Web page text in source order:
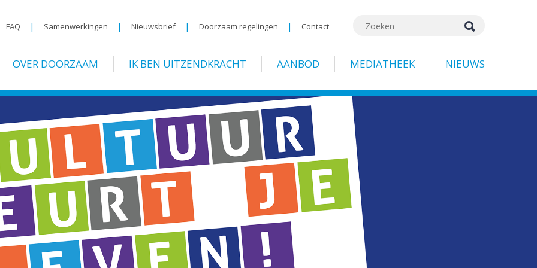
OVER DOORZAAM IK BEN UITZENDKRACHT AANBOD MEDIATHEEK NIEUWS
FAQ | Samenwerkingen | Nieuwsbrief | Doorzaam regelingen | Contact